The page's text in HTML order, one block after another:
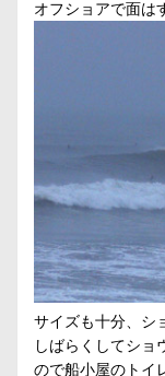
オフショアで面は
サイズも十分、シ
しばらくしてショ
ので船小屋のトイ